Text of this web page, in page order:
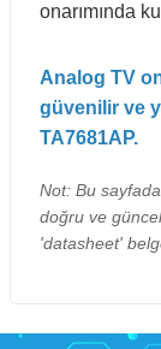
onarımında
Analog TV
güvenilir ve
TA7681AP.
Not: Bu
doğru ve
'datasheet'